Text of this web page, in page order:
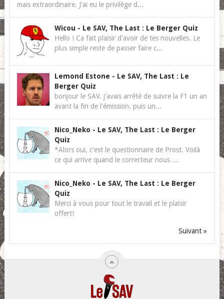
mais extraordinaire. J'ai eu le privilège d...
Wicou - Le SAV, The Last : Le Berger Quiz
Hello ! Ca fait plaisir d'avoir de tes nouvelles. Le
plus simple reste de passer faire c...
Lemond Estone - Le SAV, The Last : Le
Berger Quiz
bonjour le SAV. j'avais arrêté de suivre la F1 un an
avant la fin de l'émission. puis un...
Nico_Neko - Le SAV, The Last : Le Berger
Quiz
*Alors oui, c'est le questionnaire de Prost. Voilà
ce qui arrive quand le correcteur nous ...
Nico_Neko - Le SAV, The Last : Le Berger
Quiz
Merci à vous pour tout le travail et le plaisir
offert!
Suivant »